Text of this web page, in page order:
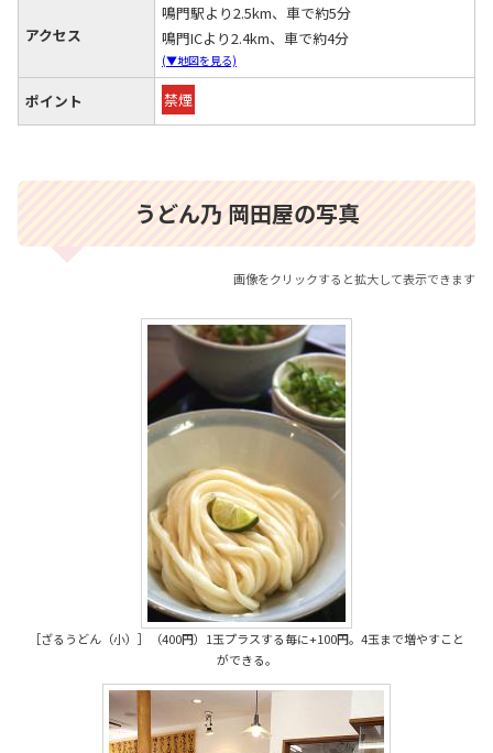
アクセス
鳴門駅より2.5km、車で約5分
鳴門ICより2.4km、車で約4分
(▼地図を見る)
ポイント 禁煙
うどん乃 岡田屋の写真
画像をクリックすると拡大して表示できます
［ざるうどん（小）］（400円）1玉プラスする毎に+100円。4玉まで増やすこと
ができる。